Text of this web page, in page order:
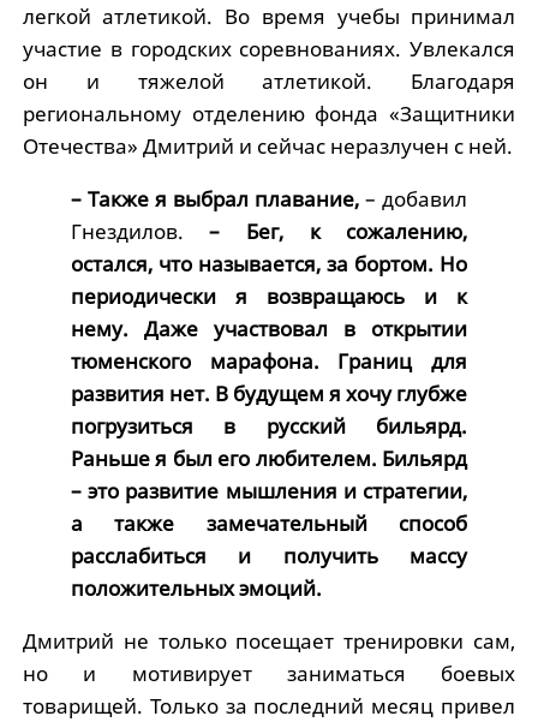
легкой атлетикой. Во время учебы принимал
участие в городских соревнованиях. Увлекался
он и тяжелой атлетикой. Благодаря
региональному отделению фонда «Защитники
Отечества» Дмитрий и сейчас неразлучен с ней.
– Также я выбрал плавание, – добавил
Гнездилов.– Бег, к сожалению,
остался, что называется, за бортом. Но
периодически я возвращаюсь и к
нему. Даже участвовал в открытии
тюменского марафона. Границ для
развития нет. В будущем я хочу глубже
погрузиться в русский бильярд.
Раньше я был его любителем. Бильярд
– это развитие мышления и стратегии,
а также замечательный способ
расслабиться и получить массу
положительных эмоций.
Дмитрий не только посещает тренировки сам,
но и мотивирует заниматься боевых
товарищей. Только за последний месяц привел